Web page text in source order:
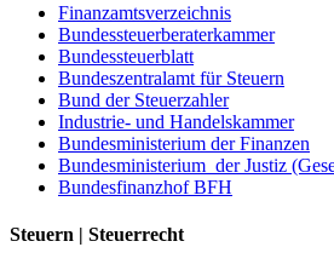
Finanzamtsverzeichnis
Bundessteuerberaterkammer
Bundessteuerblatt
Bundeszentralamt für Steuern
Bund der Steuerzahler
Industrie- und Handelskammer
Bundesministerium der Finanzen
Bundesministerium der Justiz
Bundesfinanzhof BFH
Steuern | Steuerrecht